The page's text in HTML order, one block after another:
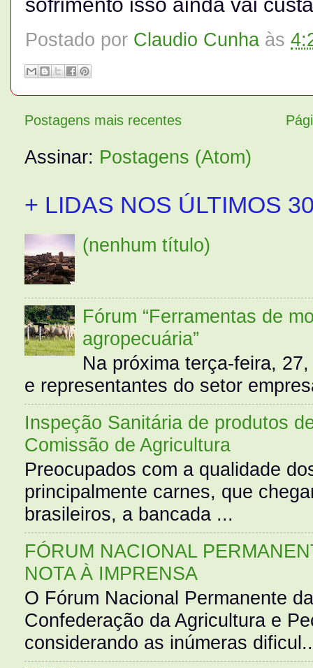
sofrimento isso ainda vai
Postado por Claudio Cunha às
Postagens mais recentes
Assinar: Postagens (Atom)
+ LIDAS NOS ÚLTIMOS
(nenhum título)
Fórum “Ferramentas de
agropecuária”
Na próxima terça-feira,
e representantes do setor
Inspeção Sanitária de produtos
Comissão de Agricultura
Preocupados com a qualidade
principalmente carnes, que
brasileiros, a bancada ...
FÓRUM NACIONAL
NOTA À IMPRENSA
O Fórum Nacional Permanente
Confederação da Agricultura e
considerando as inúmeras